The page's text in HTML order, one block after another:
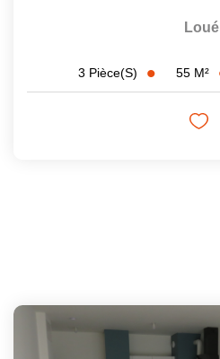
Loué
3 Pièce(s) 55 M²